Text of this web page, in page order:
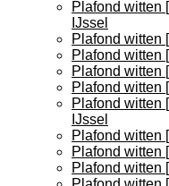
Plafond witten
IJssel
Plafond witten
Plafond witten
Plafond witten
Plafond witten
Plafond witten
IJssel
Plafond witten
Plafond witten
Plafond witten